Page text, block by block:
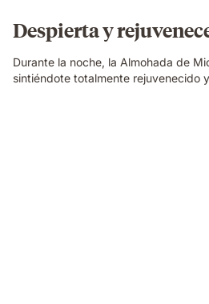
Despierta y
Durante la noche, la Almohada de
sintiéndote totalmente rejuvenecido